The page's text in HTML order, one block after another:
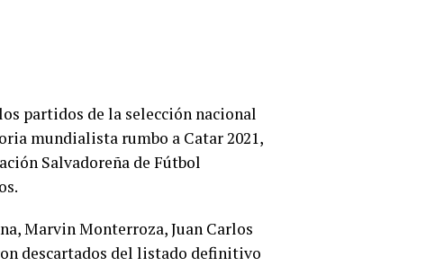
partidos de la selección nacional
mundialista rumbo a Catar 2021,
Salvadoreña de Fútbol
Marvin Monterroza, Juan Carlos
descartados del listado definitivo